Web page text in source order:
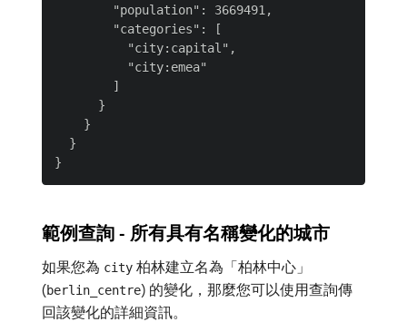
        "population": 3669491,
        "categories": [
          "city:capital",
          "city:emea"
        ]
      }
    }
  }
範例查詢 - 所有具有名稱變化的城市
如果您為 city 柏林建立名為「柏林中心」
(berlin_centre) 的變化，那麼您可以使用查詢傳
回該變化的詳細資訊。